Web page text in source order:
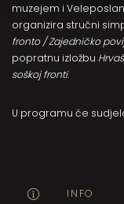
muzejem i
organizira stručni
fronto / Zajedničko
popratnu izložbu
soškoj fronti.
U programu će
INFO